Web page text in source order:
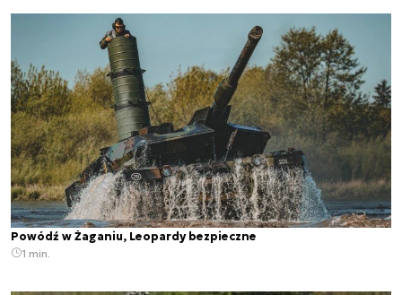
Powódź w Żaganiu, Leopardy bezpieczne
1 min.